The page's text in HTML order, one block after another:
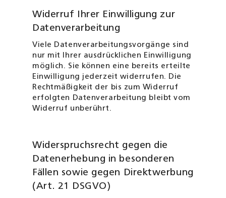
Widerruf Ihrer Einwilligung zur
Datenverarbeitung
Viele Datenverarbeitungsvorgänge sind
nur mit Ihrer ausdrücklichen Ein­willigung
möglich. Sie können eine bereits erteilte
Einwilligung jederzeit widerrufen. Die
Rechtmäßigkeit der bis zum Widerruf
erfolgten Daten­verarbeitung bleibt vom
Widerruf unberührt.
Widerspruchsrecht gegen die
Datenerhebung in besonderen
Fällen sowie gegen Direktwerbung
(Art. 21 DSGVO)